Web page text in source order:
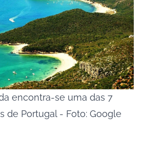
encontra-se uma das 7
de Portugal - Foto: Google